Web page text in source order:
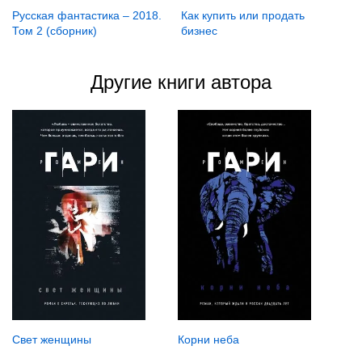
Русская фантастика – 2018.
Том 2 (сборник)
Как купить или продать
бизнес
Другие книги автора
Свет женщины Корни неба